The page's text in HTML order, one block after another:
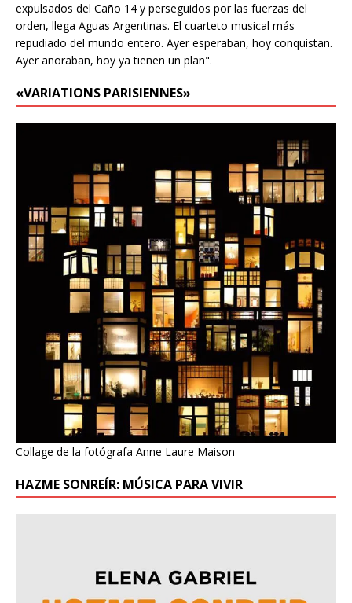
expulsados del Caño 14 y perseguidos por las fuerzas del
orden, llega Aguas Argentinas. El cuarteto musical más
repudiado del mundo entero. Ayer esperaban, hoy conquistan.
Ayer añoraban, hoy ya tienen un plan".
«VARIATIONS PARISIENNES»
Collage de la fotógrafa Anne Laure Maison
HAZME SONREÍR: MÚSICA PARA VIVIR